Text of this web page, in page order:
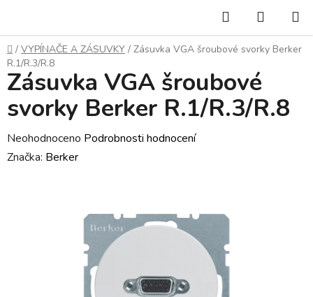
obsah
Hledat
KOŠÍK
Domů
/ VYPÍNAČE A ZÁSUVKY / Zásuvka VGA­ šroubové svorky Berker
R.1/R.3/R.8
Zásuvka VGA­ šroubové
svorky Berker R.1/R.3/R.8
Průměrné
hodnocení
Neohodnoceno Podrobnosti hodnocení
Značka: Berker